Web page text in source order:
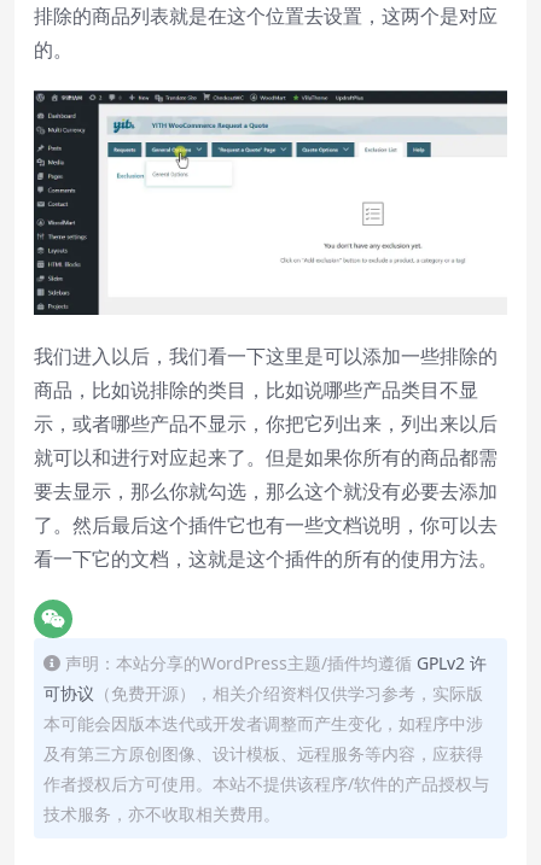
排除的商品列表就是在这个位置去设置，这两个是对应
的。
我们进入以后，我们看一下这里是可以添加一些排除的
商品，比如说排除的类目，比如说哪些产品类目不显
示，或者哪些产品不显示，你把它列出来，列出来以后
就可以和进行对应起来了。但是如果你所有的商品都需
要去显示，那么你就勾选，那么这个就没有必要去添加
了。然后最后这个插件它也有一些文档说明，你可以去
看一下它的文档，这就是这个插件的所有的使用方法。
声明：本站分享的WordPress主题/插件均遵循 GPLv2 许
可协议 （免费开源），相关介绍资料仅供学习参考，实际版
本可能会因版本迭代或开发者调整而产生变化，如程序中涉
及有第三方原创图像、设计模板、远程服务等内容，应获得
作者授权后方可使用。本站不提供该程序/软件的产品授权与
技术服务，亦不收取相关费用。